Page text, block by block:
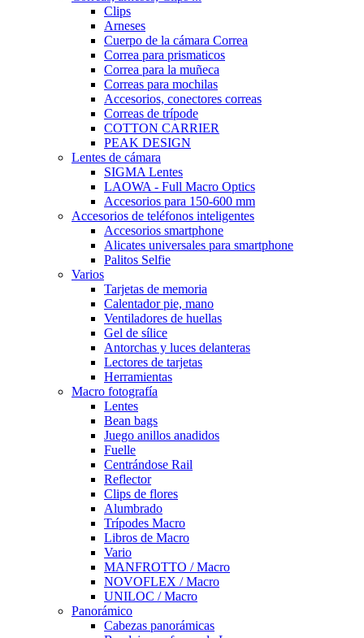
Clips
Arneses
Cuerpo de la cámara Correa
Correa para prismaticos
Correa para la muñeca
Correas para mochilas
Accesorios, conectores correas
Correas de trípode
COTTON CARRIER
PEAK DESIGN
Lentes de cámara
SIGMA Lentes
LAOWA - Full Macro Optics
Accesorios para 150-600 mm
Accesorios de teléfonos inteligentes
Accesorios smartphone
Alicates universales para smartphone
Palitos Selfie
Varios
Tarjetas de memoria
Calentador pie, mano
Ventiladores de huellas
Gel de sílice
Antorchas y luces delanteras
Lectores de tarjetas
Herramientas
Macro fotografía
Lentes
Bean bags
Juego anillos anadidos
Fuelle
Centrándose Rail
Reflector
Clips de flores
Alumbrado
Trípodes Macro
Libros de Macro
Vario
MANFROTTO / Macro
NOVOFLEX / Macro
UNILOC / Macro
Panorámico
Cabezas panorámicas